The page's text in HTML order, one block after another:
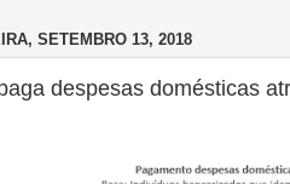
SETEMBRO 13, 2018
despesas domésticas